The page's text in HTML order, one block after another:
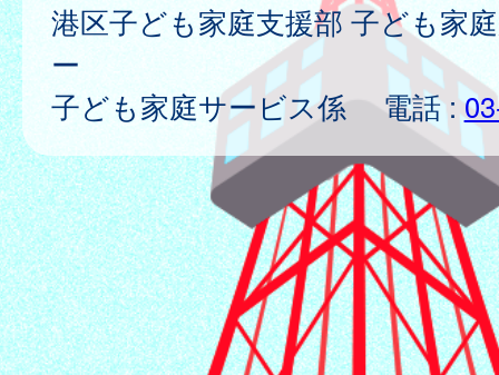
港区子ども家庭支援部 子ども家
ー
子ども家庭サービス係 電話 :